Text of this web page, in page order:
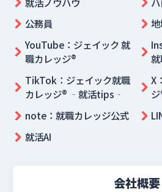
公務員
YouTube：ジェイック 就
職カレッジ®
就
TikTok：ジェイック就職
カレッジ® ‐就活tips‐
X
ジ
note：就職カレッジ公式
就活AI
会社概要